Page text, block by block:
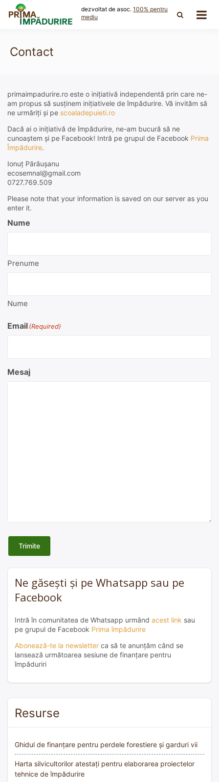
content
dezvoltat de asoc. 100% pentru
mediu
Contact
primaimpadurire.ro este o inițiativă independentă prin care ne-
am propus să susținem inițiativele de împădurire. Vă invităm să
ne urmăriți și pe scoaladepuieti.ro
Dacă ai o inițiativă de împădurire, ne-am bucură să ne
cunoaștem și pe Facebook! Intră pe grupul de Facebook Prima
Împădurire.
Ionuț Părăușanu
ecosemnal@gmail.com
0727.769.509
Please note that your information is saved on our server as you
enter it.
Nume
Prenume
Nume
Email(Required)
Mesaj
Trimite
Ne găsești și pe Whatsapp sau pe
Facebook
Intră în comunitatea de Whatsapp urmând acest link sau
pe grupul de Facebook Prima împădurire
Abonează-te la newsletter ca să te anunțăm când se
lansează următoarea sesiune de finanțare pentru
împăduriri
Resurse
Ghidul de finanțare pentru perdele forestiere și garduri vii
Harta silvicultorilor atestați pentru elaborarea proiectelor
tehnice de împădurire